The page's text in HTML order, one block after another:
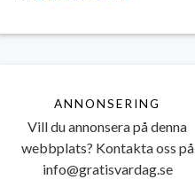
ANNONSERING
Vill du annonsera på denna
webbplats? Kontakta oss på
info@gratisvardag.se